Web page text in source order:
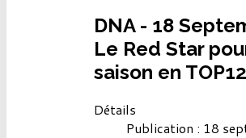
DNA - 18
Le Red Star
saison en TOP12
Détails
Publication : 18